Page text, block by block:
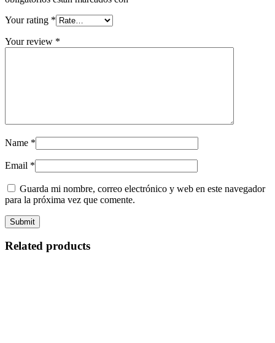
Your rating *
Your review *
Name *
Email *
Guarda mi nombre, correo electrónico y web en este navegador
para la próxima vez que comente.
Related products